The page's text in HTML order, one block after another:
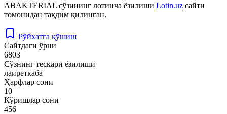
ABAKTERIAL сўзининг лотинча ёзилиши Lotin.uz сайти
томонидан тақдим қилинган.
Рўйхатга қўшиш
Сайтдаги ўрни
6803
Сўзнинг тескари ёзилиши
лаиреткаба
Ҳарфлар сони
10
Кўришлар сони
456